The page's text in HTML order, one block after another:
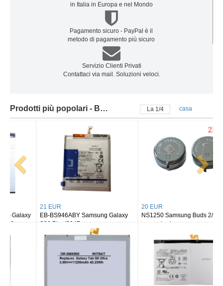
in Italia in Europa e nel Mondo
Pagamento sicuro - PayPal è il
metodo di pagamento più sicuro
Servizio Clienti Privati
Contattaci via mail. Soluzioni veloci.
Prodotti più popolari - Batteria samsung La 2/4 casa
EB-BS946ABY Samsung Galaxy
S26 Plus/S947
NS1250 Samsung Buds 2/ buds 2